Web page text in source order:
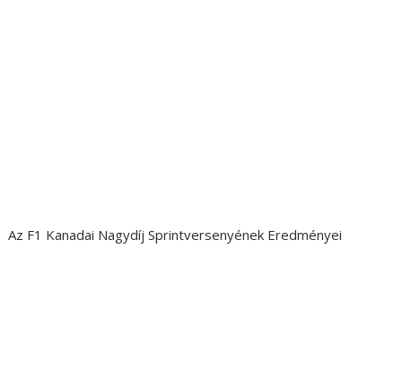
Az F1 Kanadai Nagydíj Sprintversenyének Eredményei